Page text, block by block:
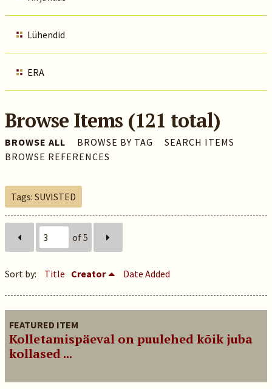
Lühendid
ERA
Browse Items (121 total)
BROWSE ALL BROWSE BY TAG
SEARCH ITEMS
BROWSE REFERENCES
Tags: SUVISTED
of 5
Sort by: Title Creator Date Added
FEATURED ITEM
Kolletamispäeval on puulehed kõik juba
kollased ...